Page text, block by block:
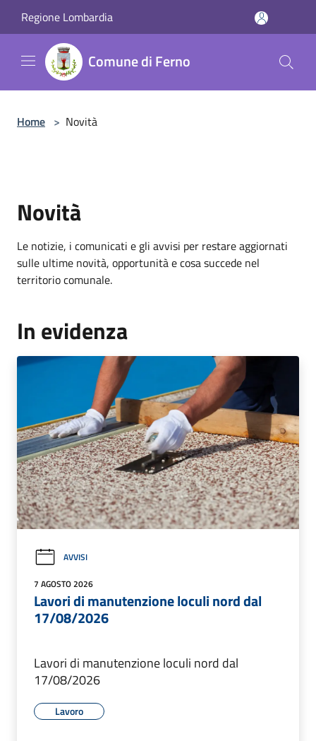
Regione Lombardia
Comune di Ferno
Home > Novità
Novità
Le notizie, i comunicati e gli avvisi per restare aggiornati
sulle ultime novità, opportunità e cosa succede nel
territorio comunale.
In evidenza
AVVISI
7 AGOSTO 2026
Lavori di manutenzione loculi nord dal
17/08/2026
Lavori di manutenzione loculi nord dal
17/08/2026
Lavoro